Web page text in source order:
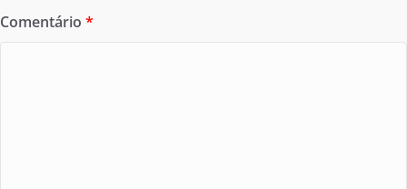
Comentário *